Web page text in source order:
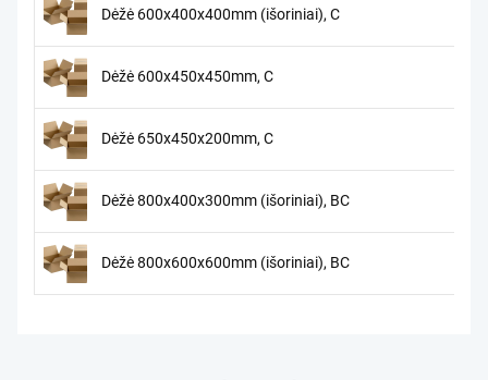
Dėžė 600x400x400mm (išoriniai), C
Dėžė 600x450x450mm, C
Dėžė 650x450x200mm, C
Dėžė 800x400x300mm (išoriniai), BC
Dėžė 800x600x600mm (išoriniai), BC